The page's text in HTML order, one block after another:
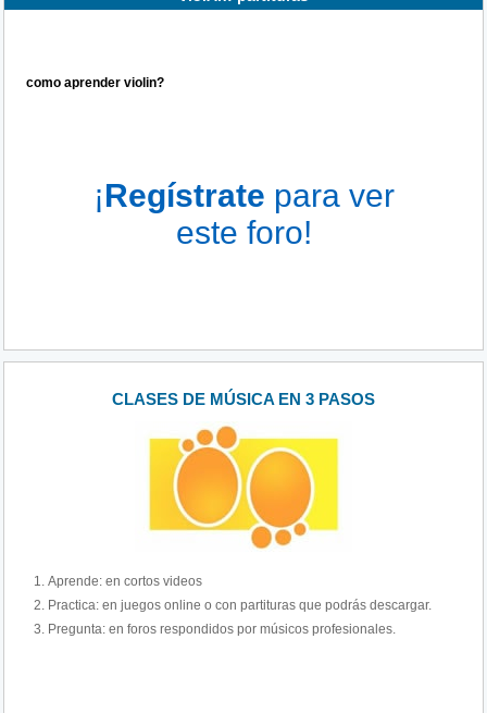
como aprender violin?
¡Regístrate para ver
este foro!
CLASES DE MÚSICA EN 3 PASOS
Aprende: en cortos videos
Practica: en juegos online o con partituras que podrás descargar.
Pregunta: en foros respondidos por músicos profesionales.